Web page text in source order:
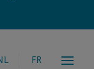
FR